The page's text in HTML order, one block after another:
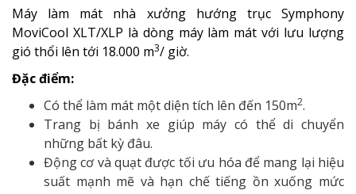
Máy làm mát nhà xưởng hướng trục Symphony
MoviCool XLT/XLP là dòng máy làm mát với lưu lượng
gió thổi lên tới 18.000 m3/ giờ.
Đặc điểm:
Có thể làm mát một diện tích lên đến 150m2.
Trang bị bánh xe giúp máy có thể di chuyển
những bất kỳ đâu.
Động cơ và quạt được tối ưu hóa để mang lại hiệu
suất mạnh mẽ và hạn chế tiếng ồn xuống mức